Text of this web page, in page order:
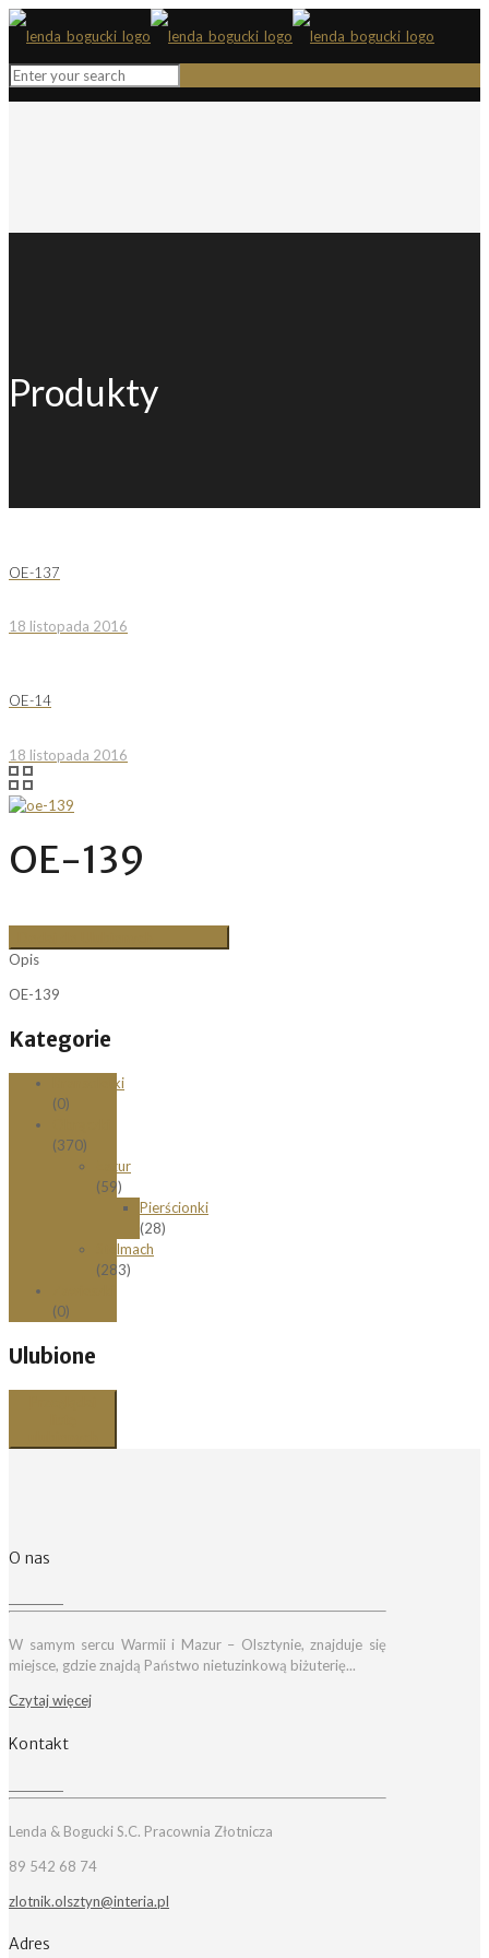
Produkty
OE-137
18 listopada 2016
OE-14
18 listopada 2016
OE-139
Opis
OE-139
Kategorie
Bransoletki
(0)
(370)
Łazur
(59)
Pierścionki
(28)
Stelmach
(283)
(0)
Ulubione
O nas
W samym sercu Warmii i Mazur – Olsztynie, znajduje się
miejsce, gdzie znajdą Państwo nietuzinkową biżuterię...
Czytaj więcej
Kontakt
Lenda & Bogucki S.C. Pracownia Złotnicza
89 542 68 74
zlotnik.olsztyn@interia.pl
Adres